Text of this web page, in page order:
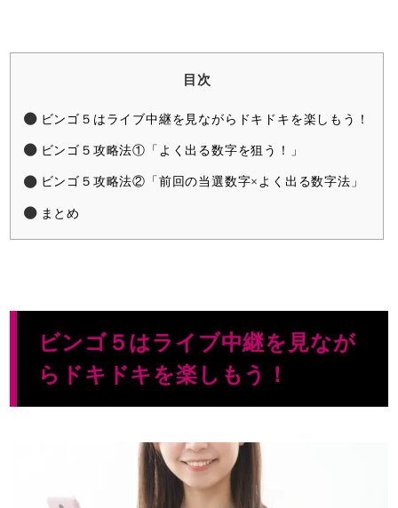
目次
ビンゴ５はライブ中継を見ながらドキドキを楽しもう！
ビンゴ５攻略法①「よく出る数字を狙う！」
ビンゴ５攻略法②「前回の当選数字×よく出る数字法」
まとめ
ビンゴ５はライブ中継を見なが
らドキドキを楽しもう！